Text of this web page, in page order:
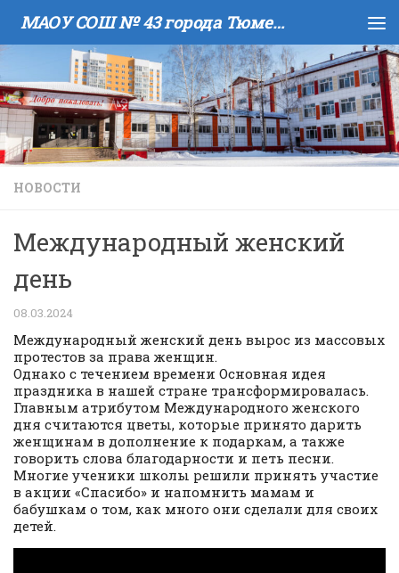
Skip to content МАОУ COШ № 43 города Тюмени имени В.И. Муравленко
НОВОСТИ
Международный женский
день
08.03.2024
Международный женский день вырос из массовых
протестов за права женщин.
Однако с течением времени Основная идея
праздника в нашей стране трансформировалась.
Главным атрибутом Международного женского
дня считаются цветы, которые принято дарить
женщинам в дополнение к подаркам, а также
говорить слова благодарности и петь песни.
Многие ученики школы решили принять участие
в акции «Спасибо» и напомнить мамам и
бабушкам о том, как много они сделали для своих
детей.